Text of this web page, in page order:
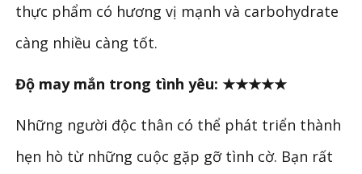
thực phẩm có hương vị mạnh và carbohydrate
càng nhiều càng tốt.
Độ may mắn trong tình yêu: ★★★★★
Những người độc thân có thể phát triển thành
hẹn hò từ những cuộc gặp gỡ tình cờ. Bạn rất